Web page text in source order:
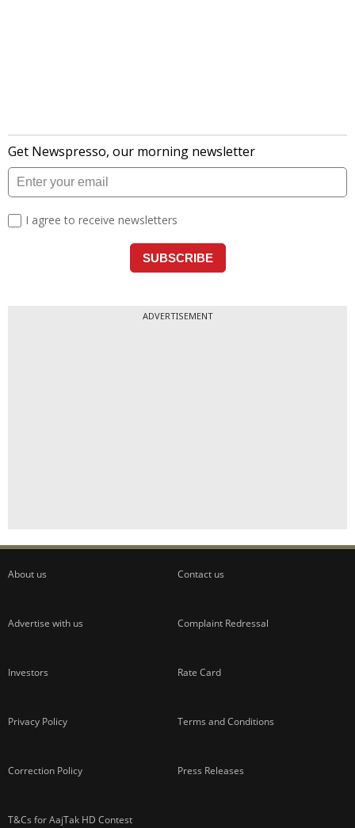
ADVERTISEMENT
About us Contact us
Advertise with us Complaint Redressal
Investors Rate Card
Privacy Policy Terms and Conditions
Correction Policy Press Releases
T&Cs for AajTak HD Contest